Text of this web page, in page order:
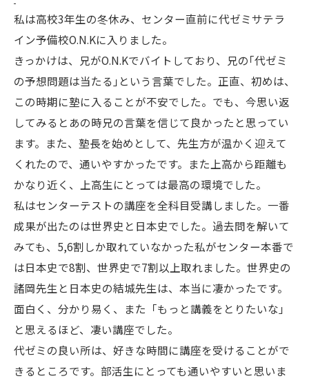
私は高校3年生の冬休み、センター直前に代ゼミサテラ
イン予備校O.N.Kに入りました。
きっかけは、兄がO.N.Kでバイトしており、兄の｢代ゼミ
の予想問題は当たる｣という言葉でした。正直、初めは、
この時期に塾に入ることが不安でした。でも、今思い返
してみるとあの時兄の言葉を信じて良かったと思ってい
ます。また、塾長を始めとして、先生方が温かく迎えて
くれたので、通いやすかったです。また上高から距離も
かなり近く、上高生にとっては最高の環境でした。
私はセンターテストの講座を全科目受講しました。一番
成果が出たのは世界史と日本史でした。過去問を解いて
みても、5,6割しか取れていなかった私がセンター本番で
は日本史で8割、世界史で7割以上取れました。世界史の
諸岡先生と日本史の結城先生は、本当に凄かったです。
面白く、分かり易く、また「もっと講義をとりたいな」
と思えるほど、凄い講座でした。
代ゼミの良い所は、好きな時間に講座を受けることがで
きるところです。部活生にとっても通いやすいと思いま